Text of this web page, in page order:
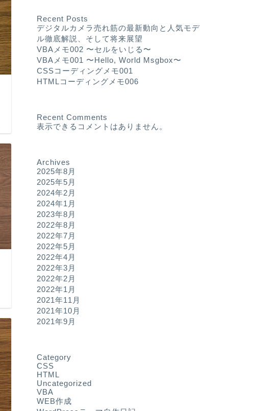
Recent Posts
デジタルカメラ売れ筋の最新動向と人気モデ
ル徹底解説、そして将来展望
VBAメモ002 〜セルをいじる〜
VBAメモ001 〜Hello, World Msgbox〜
CSSコーディングメモ001
HTMLコーディングメモ006
Recent Comments
表示できるコメントはありません。
Archives
2025年8月
2025年5月
2024年2月
2024年1月
2023年8月
2022年8月
2022年7月
2022年5月
2022年4月
2022年3月
2022年2月
2022年1月
2021年11月
2021年10月
2021年9月
Category
CSS
HTML
Uncategorized
VBA
WEB作成